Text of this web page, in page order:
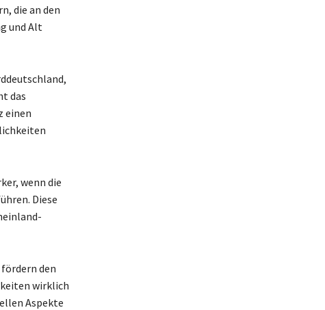
die an den
und Alt
das
einen
wenn die
Diese
den
wirklich
Aspekte